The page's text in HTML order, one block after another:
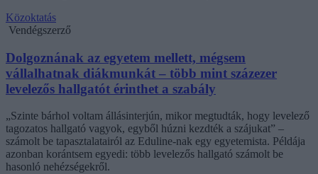
Közoktatás
Vendégszerző
Dolgoznának az egyetem mellett, mégsem
vállalhatnak diákmunkát – több mint százezer
levelezős hallgatót érinthet a szabály
„Szinte bárhol voltam állásinterjún, mikor megtudták, hogy levelező
tagozatos hallgató vagyok, egyből húzni kezdték a szájukat” –
számolt be tapasztalatairól az Eduline-nak egy egyetemista. Példája
azonban korántsem egyedi: több levelezős hallgató számolt be
hasonló nehézségekről.